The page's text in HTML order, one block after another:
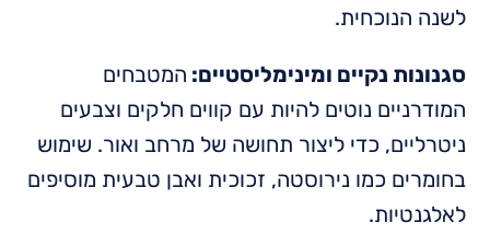
לשנה הנוכחית.
סגנונות נקיים ומינימליסטיים: המטבחים
המודרניים נוטים להיות עם קווים חלקים וצבעים
ניטרליים, כדי ליצור תחושה של מרחב ואור. שימוש
בחומרים כמו נירוסטה, זכוכית ואבן טבעית מוסיפים
לאלגנטיות.